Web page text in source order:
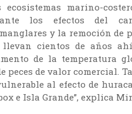
marino-
los efectos del
y la remoción de
cientos de años
de la temperatura
de valor comercial.
al efecto de
e Isla Grande”, explica